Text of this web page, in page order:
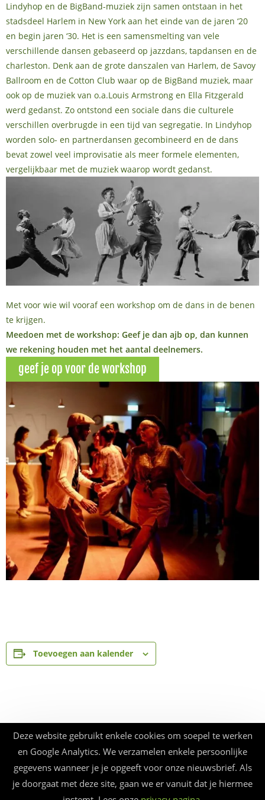
Lindyhop en de BigBand-muziek zijn samen ontstaan in het
stadsdeel Harlem in New York aan het einde van de jaren ‘20
en begin jaren ‘30. Het is een samensmelting van vele
verschillende dansen gebaseerd op jazzdans, tapdansen en de
charleston. Denk aan de grote danszalen van Harlem, de Savoy
Ballroom en de Cotton Club waar op de BigBand muziek, maar
ook op de muziek van o.a.Louis Armstrong en Ella Fitzgerald
werd gedanst. Zo ontstond een sociale dans die culturele
verschillen overbrugde in een tijd van segregatie. In Lindyhop
worden solo- en partnerdansen gecombineerd en de dans
bevat zowel veel improvisatie als meer formele elementen,
vergelijkbaar met de muziek waarop wordt gedanst.
Met voor wie wil vooraf een workshop om de dans in de benen
te krijgen.
Meedoen met de workshop: Geef je dan ajb op, dan kunnen
we rekening houden met het aantal deelnemers.
geef je op voor de workshop
Toevoegen aan kalender
Deze website gebruikt enkele cookies om soepel te werken
en Google Analytics. We verzamelen enkele persoonlijke
gegevens wanneer je je opgeeft voor onze nieuwsbrief. Als
je doorgaat met deze site, gaan we er vanuit dat je hiermee